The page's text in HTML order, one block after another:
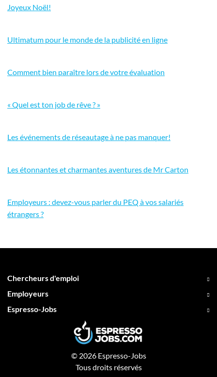
Joyeux Noël!
Ultimatum pour le monde de la publicité en ligne
Comment bien paraître lors de votre évaluation
« Quel est ton job de rêve ? »
Les événements de réseautage à ne pas manquer!
Les étonnantes et charmantes aventures de Mr Carton
Employeurs : devez-vous parler du PEQ à vos salariés
étrangers ?
Chercheurs d'emploi
Employeurs
Espresso-Jobs
© 2026 Espresso-Jobs
Tous droits réservés